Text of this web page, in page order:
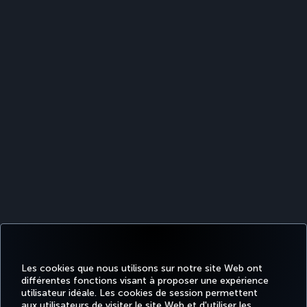
Les cookies que nous utilisons sur notre site Web ont
différentes fonctions visant à proposer une expérience
utilisateur idéale. Les cookies de session permettent